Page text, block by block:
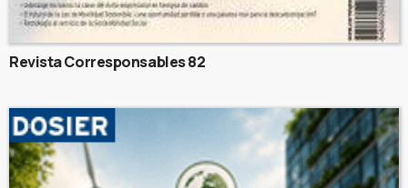
Revista Corresponsables 82